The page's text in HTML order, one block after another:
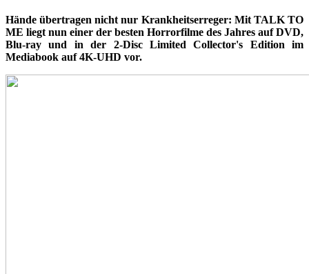
Hände übertragen nicht nur Krankheitserreger: Mit TALK TO
ME liegt nun einer der besten Horrorfilme des Jahres auf DVD,
Blu-ray und in der 2-Disc Limited Collector's Edition im
Mediabook auf 4K-UHD vor.